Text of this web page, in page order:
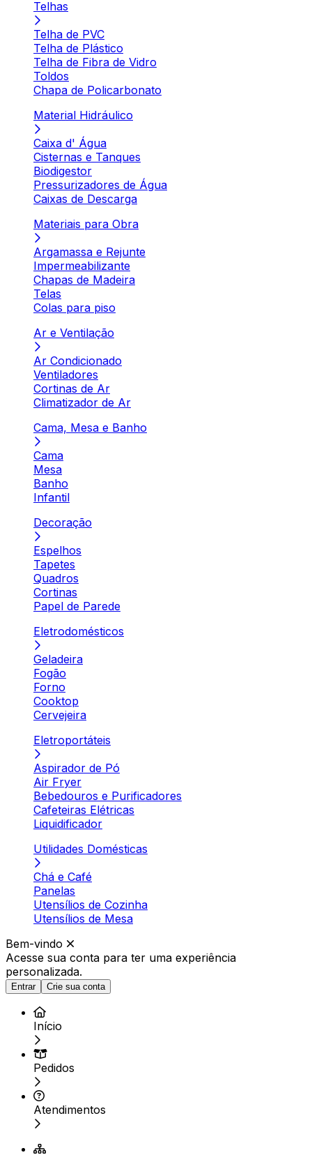
Telhas
Telha de PVC
Telha de Plástico
Telha de Fibra de Vidro
Toldos
Chapa de Policarbonato
Material Hidráulico
Caixa d' Água
Cisternas e Tanques
Biodigestor
Pressurizadores de Água
Caixas de Descarga
Materiais para Obra
Argamassa e Rejunte
Impermeabilizante
Chapas de Madeira
Telas
Colas para piso
Ar e Ventilação
Ar Condicionado
Ventiladores
Cortinas de Ar
Climatizador de Ar
Cama, Mesa e Banho
Cama
Mesa
Banho
Infantil
Decoração
Espelhos
Tapetes
Quadros
Cortinas
Papel de Parede
Eletrodomésticos
Geladeira
Fogão
Forno
Cooktop
Cervejeira
Eletroportáteis
Aspirador de Pó
Air Fryer
Bebedouros e Purificadores
Cafeteiras Elétricas
Liquidificador
Utilidades Domésticas
Chá e Café
Panelas
Utensílios de Cozinha
Utensílios de Mesa
Bem-vindo
Acesse sua conta para ter uma experiência
personalizada.
Entrar Crie sua conta
Início
Pedidos
Atendimentos